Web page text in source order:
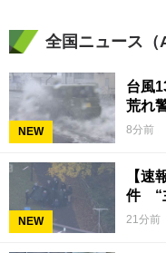
全国ニュース（
NEW
台風
荒れ
8分前
NEW
【速
件 “
21分前